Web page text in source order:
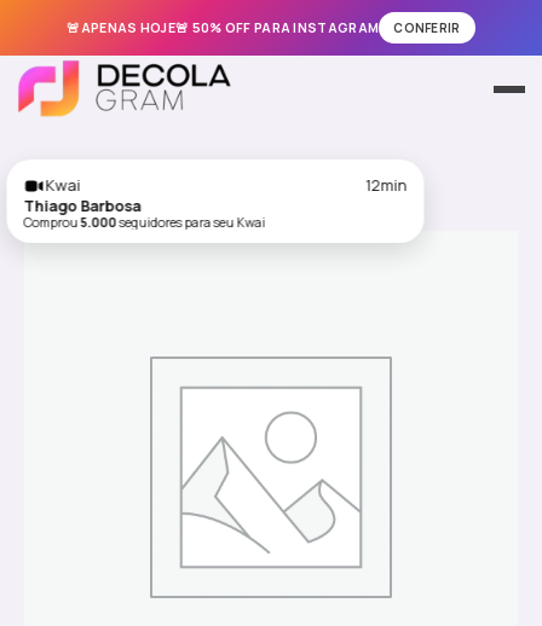
🚨APENAS HOJE🚨 50% OFF PARA INSTAGRAM CONFERIR
Meus Pedidos
Instagram
para
Kwai
12min
Thiago Barbosa
Comprou5.000seguidores para seu Kwai